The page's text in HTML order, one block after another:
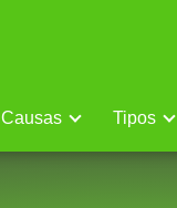
Causas Tipos